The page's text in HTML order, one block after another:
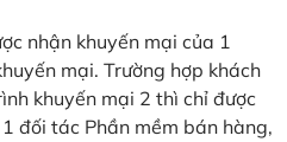
nhận khuyến mại của 1
mại. Trường hợp khách
khuyến mại 2 thì chỉ được
đối tác Phần mềm bán hàng,